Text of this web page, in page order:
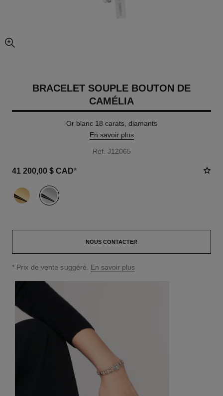
agrandissement
BRACELET SOUPLE BOUTON DE
CAMÉLIA
Or blanc 18 carats, diamants
En savoir plus
Réf. J12065
41 200,00 $ CAD*
variante (2)
NOUS CONTACTER
↩
* Prix de vente suggéré. En savoir plus